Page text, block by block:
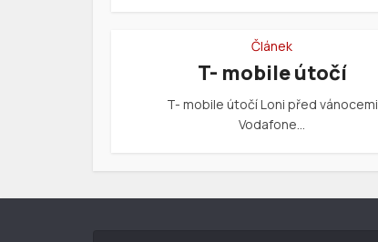
Článek
T- mobile útočí
T- mobile útočí Loni před vánocemi
Vodafone…